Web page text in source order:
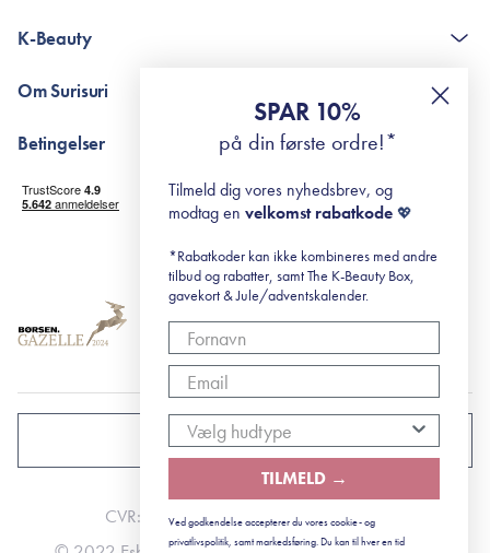
The K-Beauty Box - spørgsmål og svar
RE-ZIP
K-Beauty
Retinol for begyndere
surisuri's mini guide til rosacea
Om Surisuri
Black Friday
Betingelser
Levering og returnering
Handelsbetingelser
Abonnementsbetingelser
DANMARK
CVR: 41492252
SPAR 10%
på din første ordre!*
Tilmeld dig vores nyhedsbrev, og
modtag en velkomst rabatkode 💖
*Rabatkoder kan ikke kombineres med andre
tilbud og rabatter, samt The K-Beauty Box,
gavekort & Jule/adventskalender.
TILMELD →
Ved godkendelse accepterer du vores cookie- og
privatlivspolitik, samt markedsføring. Du kan til hver en tid